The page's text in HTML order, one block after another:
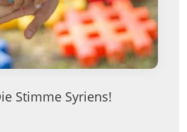
Stimme Syriens!